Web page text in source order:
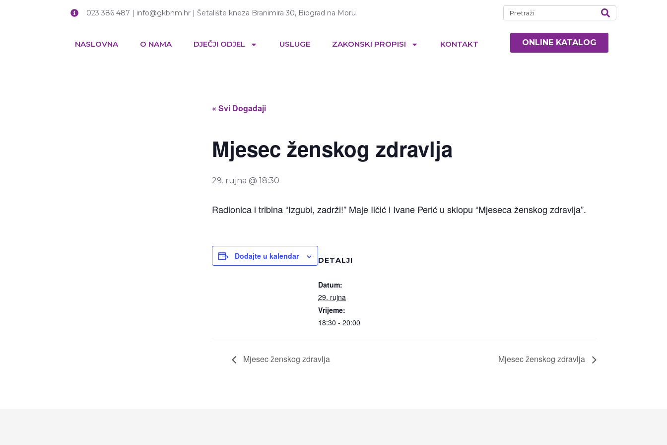
023 386 487 | info@gkbnm.hr | Šetalište kneza Branimira 30, Biograd na Moru
NASLOVNA O NAMA DJEČJI ODJEL USLUGE ZAKONSKI PROPISI KONTAKT ONLINE KATALOG
« Svi Događaji
Mjesec ženskog zdravlja
29. rujna @ 18:30
Radionica i tribina “Izgubi, zadrži!” Maje Ilčić i Ivane Perić u sklopu “Mjeseca ženskog zdravlja”.
Dodajte u kalendar DETALJI
Datum:
29. rujna
Vrijeme:
18:30 - 20:00
Mjesec ženskog zdravlja Mjesec ženskog zdravlja